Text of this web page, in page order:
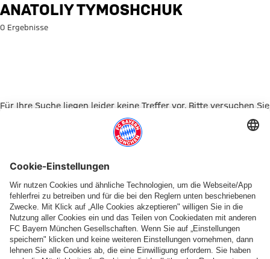
Suche: Anatoliy Tymoshchuk
ANATOLIY TYMOSHCHUK
0 Ergebnisse
Für Ihre Suche liegen leider keine Treffer vor. Bitte versuchen Sie
Zur Startseite